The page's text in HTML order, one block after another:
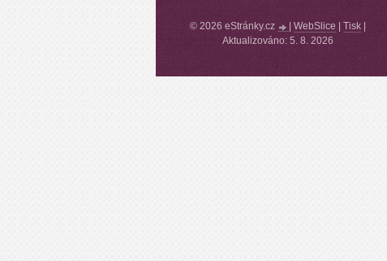
© 2026 eStránky.cz WebSlice Tisk|
Aktualizováno: 5. 8. 2026